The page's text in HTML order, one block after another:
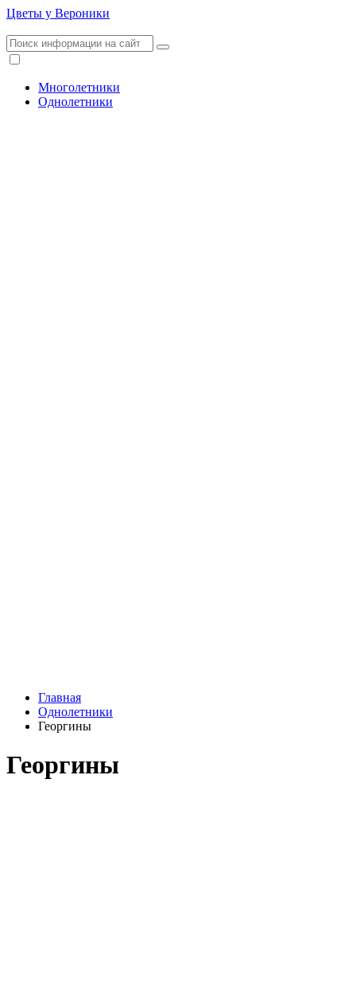
Цветы у Вероники
Многолетники
Однолетники
Главная
Однолетники
Георгины
Георгины